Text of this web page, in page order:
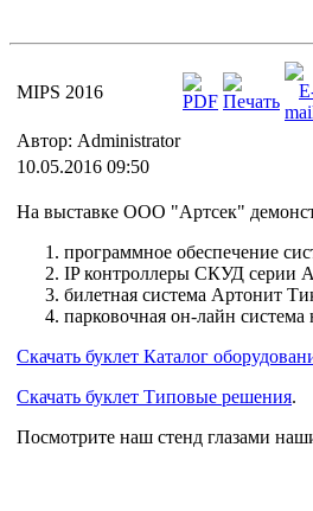
MIPS 2016
Автор: Administrator
10.05.2016 09:50
На выставке ООО "Артсек"
программное обеспечение
IP контроллеры СКУД серии
билетная система Артонит
парковочная он-лайн
Скачать буклет Каталог
Скачать буклет Типовые решения.
Посмотрите наш стенд глазами